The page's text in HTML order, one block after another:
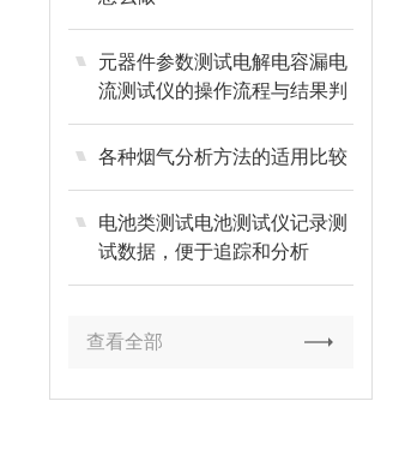
元器件参数测试电解电容漏电
流测试仪的操作流程与结果判
定
各种烟气分析方法的适用比较
电池类测试电池测试仪记录测
试数据，便于追踪和分析
查看全部